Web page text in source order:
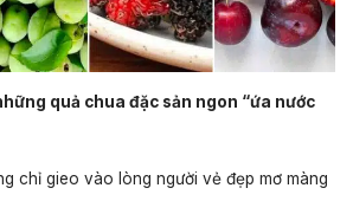
quả chua đặc sản ngon “ứa nước
chỉ gieo vào lòng người vẻ đẹp mơ màng